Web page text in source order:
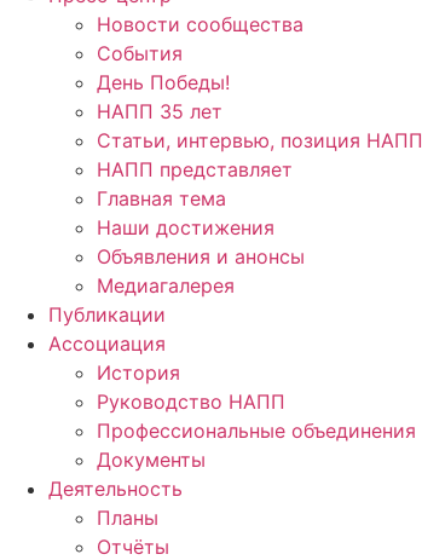
Новости сообщества
События
День Победы!
НАПП 35 лет
Статьи, интервью, позиция НАПП
НАПП представляет
Главная тема
Наши достижения
Объявления и анонсы
Медиагалерея
Публикации
Ассоциация
История
Руководство НАПП
Профессиональные объединения
Документы
Деятельность
Планы
Отчёты